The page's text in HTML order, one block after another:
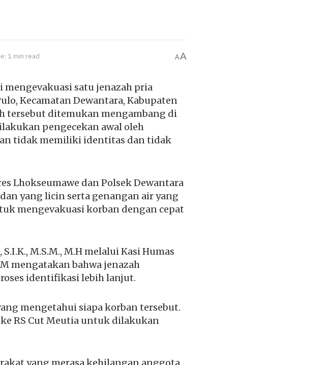
1 min read AA
satu jenazah pria
Kecamatan Dewantara, Kabupaten
tersebut ditemukan mengambang di
pengecekan awal oleh
tidak memiliki identitas dan tidak
Lhokseumawe dan Polsek Dewantara
yang licin serta genangan air yang
mengevakuasi korban dengan cepat
M.S.M., M.H melalui Kasi Humas
mengatakan bahwa jenazah
identifikasi lebih lanjut.
mengetahui siapa korban tersebut.
RS Cut Meutia untuk dilakukan